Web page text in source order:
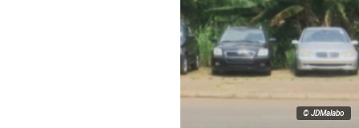
© JDMalabo